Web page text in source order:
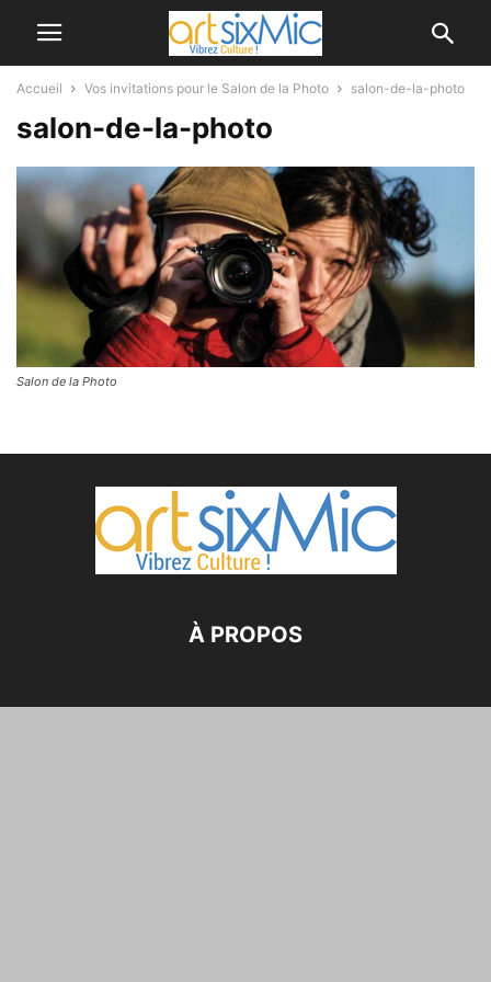
Accueil Vos invitations pour le Salon de la Photo salon-de-la-photo
salon-de-la-photo
Salon de la Photo
À PROPOS